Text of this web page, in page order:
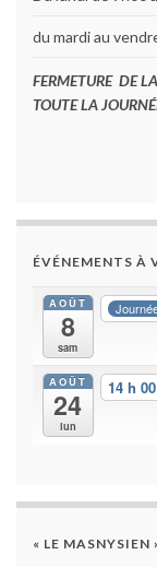
du mardi au
FERMETURE DE
TOUTE LA
ÉVÉNEMENTS À
AOÛT
8
sam
AOÛT
24
lun
14 h
« LE MASNYSIEN